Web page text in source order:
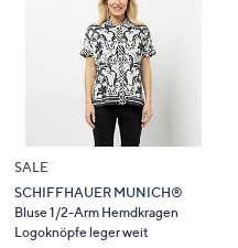
SALE
SCHIFFHAUER MUNICH®
Bluse 1/2-Arm Hemdkragen
Logoknöpfe leger weit